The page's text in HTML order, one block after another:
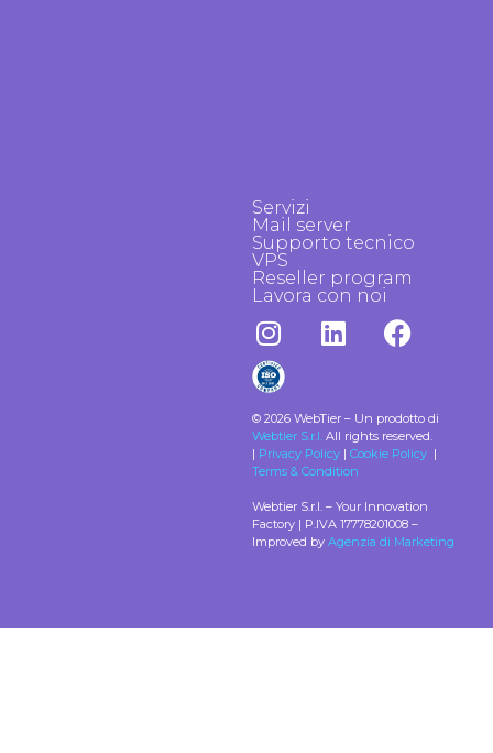
Servizi
Mail server
Supporto tecnico
VPS
Reseller program
Lavora con noi
© 2026 WebTier – Un prodotto di
Webtier S.r.l.All rights reserved.
| Privacy Policy| Cookie Policy|
Terms & Condition
Webtier S.r.l. – Your Innovation
Factory | P.IVA 17778201008 –
Improved by Agenzia di Marketing